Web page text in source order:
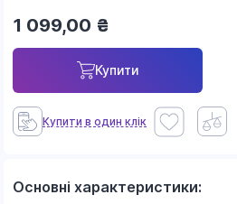
1 099,00 ₴
Купити
Купити в один клік
Основні характеристики: